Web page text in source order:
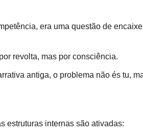
era uma questão de
revolta, mas por consciência.
antiga, o problema não és tu,
estruturas internas são ativadas: